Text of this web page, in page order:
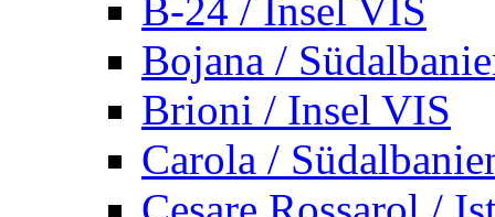
B-24 / Insel VIS
Bojana /
Brioni / Insel VIS
Carola /